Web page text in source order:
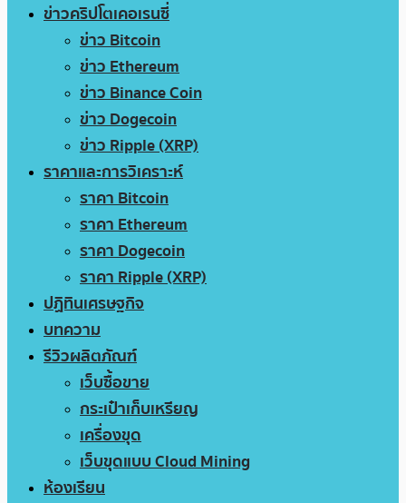
ข่าวคริปโตเคอเรนซี่
ข่าว Bitcoin
ข่าว Ethereum
ข่าว Binance Coin
ข่าว Dogecoin
ข่าว Ripple (XRP)
ราคาและการวิเคราะห์
ราคา Bitcoin
ราคา Ethereum
ราคา Dogecoin
ราคา Ripple (XRP)
ปฏิทินเศรษฐกิจ
บทความ
รีวิวผลิตภัณฑ์
เว็บซื้อขาย
กระเป๋าเก็บเหรียญ
เครื่องขุด
เว็บขุดแบบ Cloud Mining
ห้องเรียน